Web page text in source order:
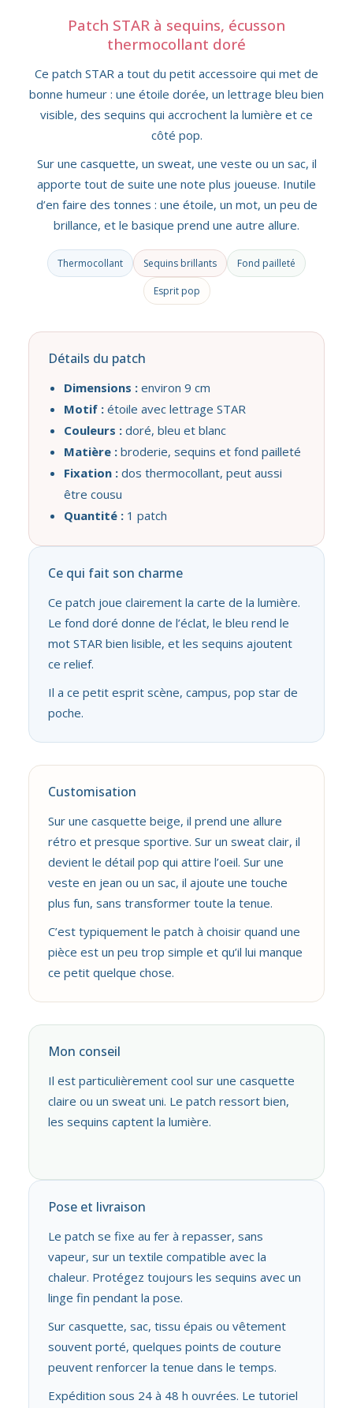
Patch STAR à sequins, écusson
thermocollant doré
Ce patch STAR a tout du petit accessoire qui met de
bonne humeur : une étoile dorée, un lettrage bleu bien
visible, des sequins qui accrochent la lumière et ce
côté pop.
Sur une casquette, un sweat, une veste ou un sac, il
apporte tout de suite une note plus joueuse. Inutile
d’en faire des tonnes : une étoile, un mot, un peu de
brillance, et le basique prend une autre allure.
Thermocollant Sequins brillants Fond pailleté
Esprit pop
Détails du patch
Dimensions : environ 9 cm
Motif : étoile avec lettrage STAR
Couleurs : doré, bleu et blanc
Matière : broderie, sequins et fond pailleté
Fixation : dos thermocollant, peut aussi
être cousu
Quantité : 1 patch
Ce qui fait son charme
Ce patch joue clairement la carte de la lumière.
Le fond doré donne de l’éclat, le bleu rend le
mot STAR bien lisible, et les sequins ajoutent
ce relief.
Il a ce petit esprit scène, campus, pop star de
poche.
Customisation
Sur une casquette beige, il prend une allure
rétro et presque sportive. Sur un sweat clair, il
devient le détail pop qui attire l’oeil. Sur une
veste en jean ou un sac, il ajoute une touche
plus fun, sans transformer toute la tenue.
C’est typiquement le patch à choisir quand une
pièce est un peu trop simple et qu’il lui manque
ce petit quelque chose.
Mon conseil
Il est particulièrement cool sur une casquette
claire ou un sweat uni. Le patch ressort bien,
les sequins captent la lumière.
Pose et livraison
Le patch se fixe au fer à repasser, sans
vapeur, sur un textile compatible avec la
chaleur. Protégez toujours les sequins avec un
linge fin pendant la pose.
Sur casquette, sac, tissu épais ou vêtement
souvent porté, quelques points de couture
peuvent renforcer la tenue dans le temps.
Expédition sous 24 à 48 h ouvrées. Le tutoriel